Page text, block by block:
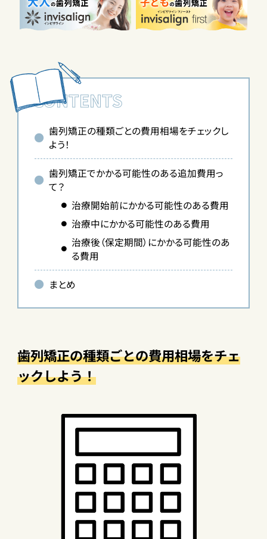
CONTENTS
歯列矯正の種類ごとの費用相場をチェックし
よう！
歯列矯正でかかる可能性のある追加費用っ
て？
治療開始前にかかる可能性のある費用
治療中にかかる可能性のある費用
治療後（保定期間）にかかる可能性のあ
る費用
まとめ
歯列矯正の種類ごとの費用相場をチェ
ックしよう！